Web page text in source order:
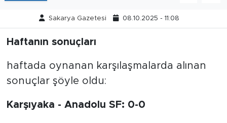
Sakarya Gazetesi 08.10.2025 - 11:08
Haftanın sonuçları
haftada oynanan karşılaşmalarda alınan
sonuçlar şöyle oldu:
Karşıyaka - Anadolu SF: 0-0